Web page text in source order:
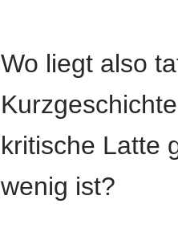
Wo liegt also
kritische Latte
wenig ist?